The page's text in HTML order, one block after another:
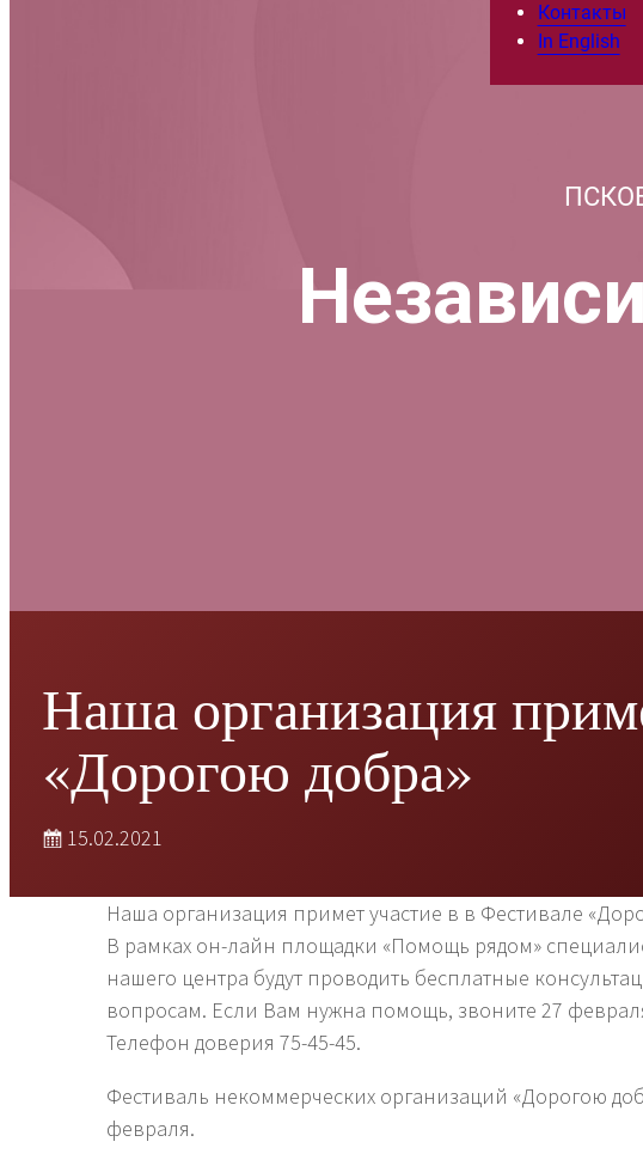
Контакты
In English
Наша организация
«Дорогою добра»
15.02.2021
Наша организация примет участие в в Фестивале
В рамках он-лайн площадки «Помощь рядом»
нашего центра будут проводить бесплатные
вопросам. Если Вам нужна помощь, звоните 27
Телефон доверия 75-45-45.
Фестиваль некоммерческих организаций «Дорогою
февраля.